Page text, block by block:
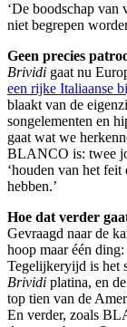
‘De boodschap van
niet begrepen
Geen precies
Brividi gaat nu
een rijke Italiaanse
blaakt van de
songelementen en
gaat wat we
BLANCO is: twee
‘houden van het
hebben.’
Hoe dat verder
Gevraagd naar de
hoop maar één
Tegelijkeryijd is het
Brividi platina, en
top tien van de
En verder, zoals